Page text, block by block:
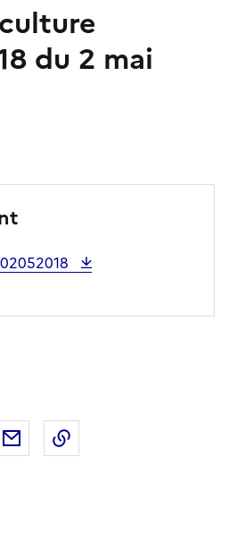
du 2 mai
X (anciennement Twitter)
sur LinkedIn
Partager par email